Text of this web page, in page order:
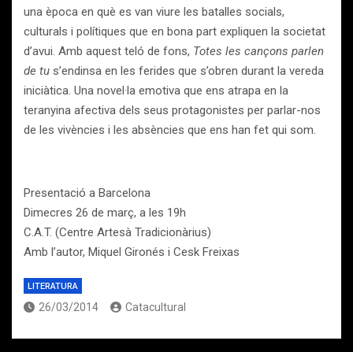
una època en què es van viure les batalles socials,
culturals i polítiques que en bona part expliquen la societat
d’avui. Amb aquest teló de fons, Totes les cançons parlen
de tu s’endinsa en les ferides que s’obren durant la vereda
iniciàtica. Una novel·la emotiva que ens atrapa en la
teranyina afectiva dels seus protagonistes per parlar-nos
de les vivències i les absències que ens han fet qui som.
Presentació a Barcelona
Dimecres 26 de març, a les 19h
C.A.T. (Centre Artesà Tradicionàrius)
Amb l’autor, Miquel Gironés i Cesk Freixas
LITERATURA
26/03/2014 Catacultural